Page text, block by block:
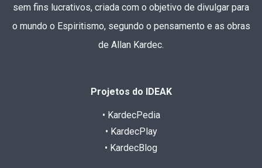
sem fins lucrativos, criada com o objetivo de divulgar para
o mundo o Espiritismo, segundo o pensamento e as obras
de Allan Kardec.
Projetos do IDEAK
• KardecPedia
• KardecPlay
• KardecBlog